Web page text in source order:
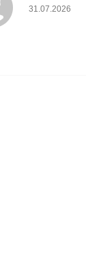
Hodnotenie
31.07.2026